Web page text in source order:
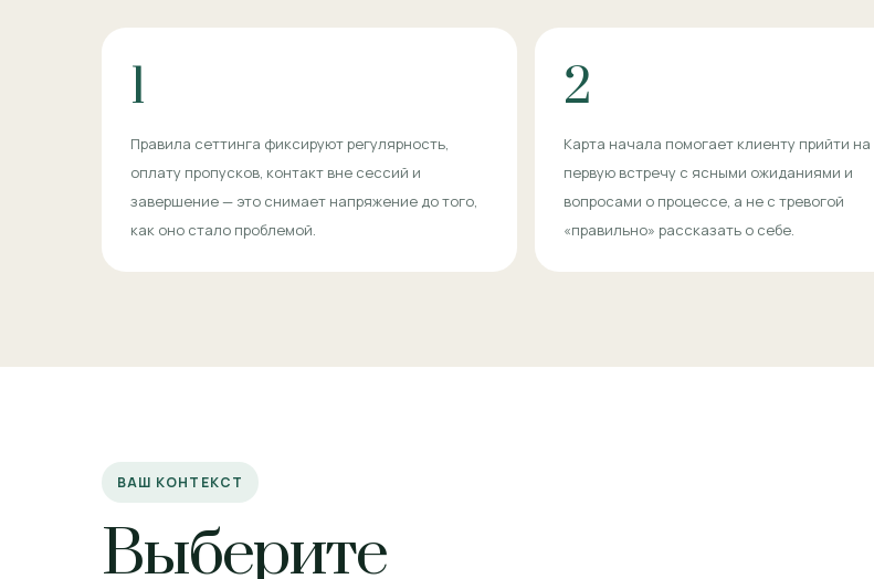
1
Правила сеттинга фиксируют регулярность,
оплату пропусков, контакт вне сессий и
завершение — это снимает напряжение до того,
как оно стало проблемой.
2
Карта начала помогает клиенту прийти на
первую встречу с ясными ожиданиями и
вопросами о процессе, а не с тревогой
«правильно» рассказать о себе.
ВАШ КОНТЕКСТ
Выберите